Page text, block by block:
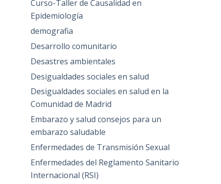
Curso-Taller de Causalidad en
Epidemiología
demografia
Desarrollo comunitario
Desastres ambientales
Desigualdades sociales en salud
Desigualdades sociales en salud en la
Comunidad de Madrid
Embarazo y salud consejos para un
embarazo saludable
Enfermedades de Transmisión Sexual
Enfermedades del Reglamento Sanitario
Internacional (RSI)